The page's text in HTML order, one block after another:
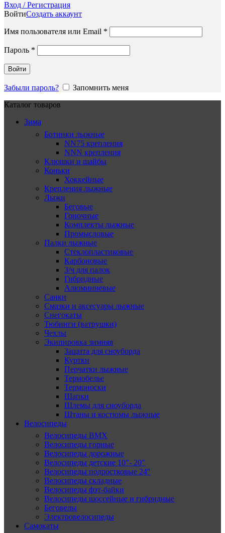
Вход / Регистрация
ВойтиСоздать аккаунт
Имя пользователя или Email *
Пароль *
Войти
Забыли пароль?
Запомнить меня
Каталог товаров
Зима
Ботинки лыжные
NN75 крепления
NNN крепления
Клюшки и шайбы
Коньки
Хоккейные
Крепления лыжные
Лыжи
Беговые
Гоночные
Комплекты лыжные
Промысловые
Палки лыжные
Стеклопластиковые
Карбоновые
З/ч для палок
Гибридные
Алюминиевые
Санки
Смазки и аксесуары лыжные
Снегокаты
Тюбинги (ватрушки)
Чехлы
Экипировка зимняя
Защита для сноуборда
Куртки
Перчатки лыжные
Термобелье
Термоноски
Шапки
Шлемы для сноуборда
Штаны и костюмы лыжные
Велосипеды
Велосипеды BMX
Велосипеды горные
Велосипеды дорожные
Велосипеды детские 10″- 20″
Велосипеды подростковые 24″
Велосипеды складные
Велосипеды фэт-байки
Велосипеды шоссейные и гибридные
Беговелы
Электровелосипеды
Самокаты